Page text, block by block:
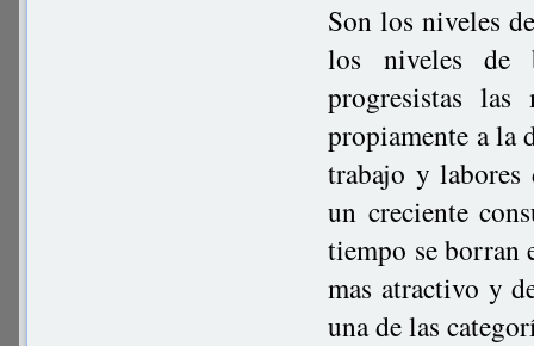
Son los niveles
los niveles de
progresistas
propiamente a la
trabajo y labores
un creciente
tiempo se borran
mas atractivo y
una de las